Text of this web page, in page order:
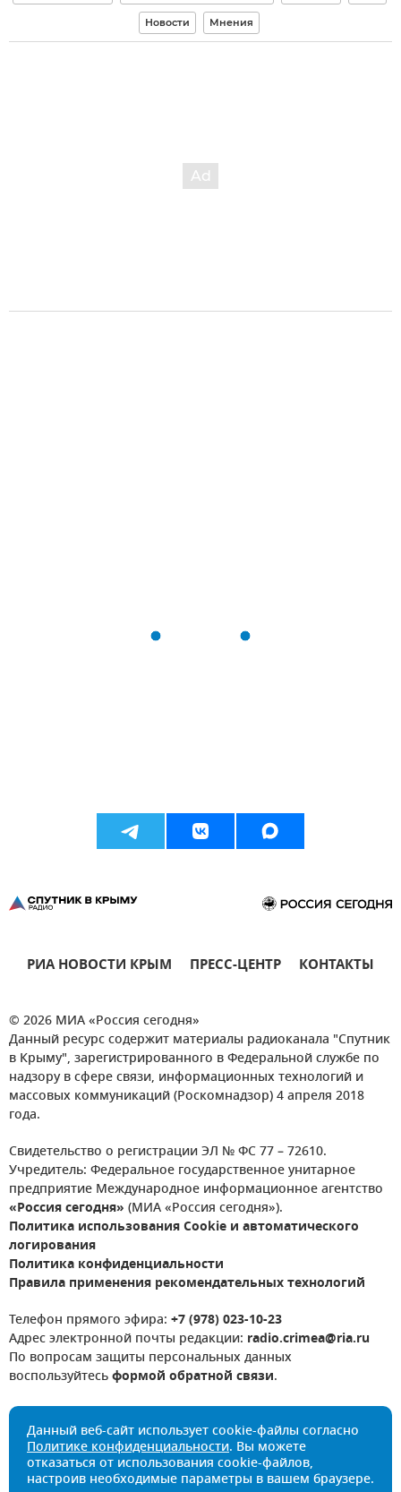
Новости Мнения
РИА НОВОСТИ КРЫМ ПРЕСС-ЦЕНТР КОНТАКТЫ
© 2026 МИА «Россия сегодня»
Данный ресурс содержит материалы радиоканала "Спутник
в Крыму", зарегистрированного в Федеральной службе по
надзору в сфере связи, информационных технологий и
массовых коммуникаций (Роскомнадзор) 4 апреля 2018
года.
Свидетельство о регистрации ЭЛ № ФС 77 – 72610.
Учредитель: Федеральное государственное унитарное
предприятие Международное информационное агентство
«Россия сегодня» (МИА «Россия сегодня»).
Политика использования Cookie и автоматического
логирования
Политика конфиденциальности
Правила применения рекомендательных технологий
Телефон прямого эфира: +7 (978) 023-10-23
Адрес электронной почты редакции: radio.crimea@ria.ru
По вопросам защиты персональных данных
воспользуйтесьформой обратной связи.
Данный веб-сайт использует cookie-файлы согласно
Политике конфиденциальности. Вы можете
отказаться от использования cookie-файлов,
настроив необходимые параметры в вашем браузере.